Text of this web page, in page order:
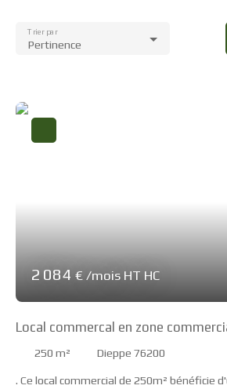
Pertinence
Trier par
2 084 € /mois HT HC
250 m² Dieppe 76200
. Ce local commercial de 250m² bénéficie